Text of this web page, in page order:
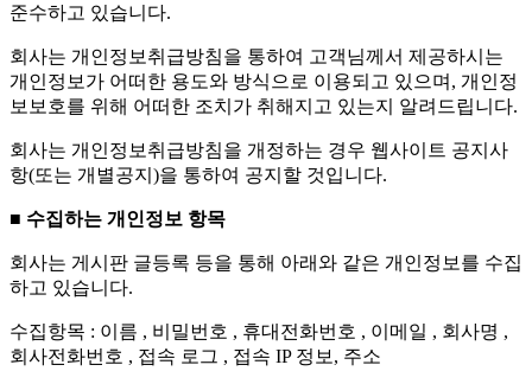
준수하고 있습니다.
회사는 개인정보취급방침을 통하여 고객님께서 제공하시는
개인정보가 어떠한 용도와 방식으로 이용되고 있으며, 개인정
보보호를 위해 어떠한 조치가 취해지고 있는지 알려드립니다.
회사는 개인정보취급방침을 개정하는 경우 웹사이트 공지사
항(또는 개별공지)을 통하여 공지할 것입니다.
■ 수집하는 개인정보 항목
회사는 게시판 글등록 등을 통해 아래와 같은 개인정보를 수집
하고 있습니다.
수집항목 : 이름 , 비밀번호 , 휴대전화번호 , 이메일 , 회사명 ,
회사전화번호 , 접속 로그 , 접속 IP 정보, 주소